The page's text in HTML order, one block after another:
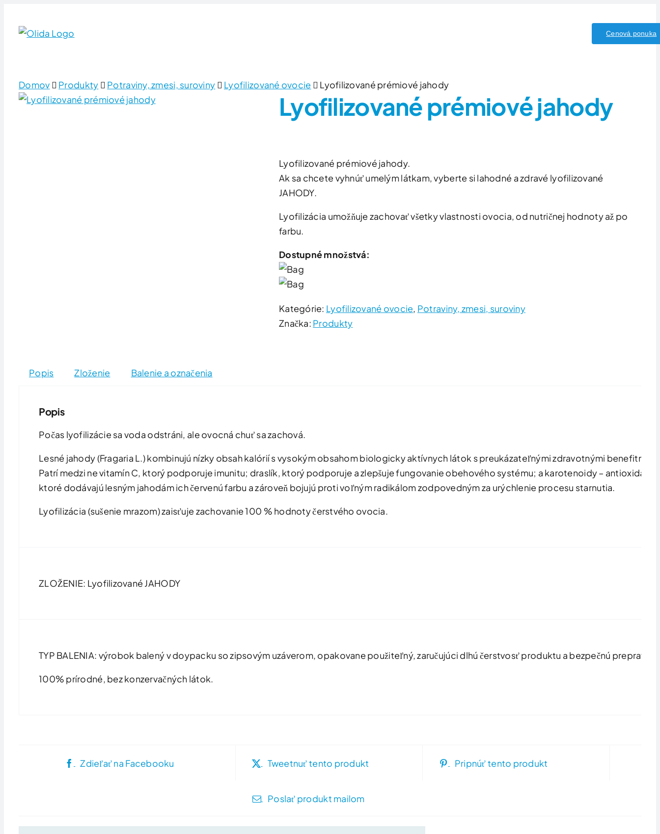
content
Cenová ponuka
Domov Produkty Potraviny, zmesi, suroviny Lyofilizované ovocie Lyofilizované prémiové jahody
Lyofilizované prémiové jahody
Lyofilizované prémiové jahody.
Ak sa chcete vyhnúť umelým látkam, vyberte si lahodné a zdravé lyofilizované
JAHODY.
Lyofilizácia umožňuje zachovať všetky vlastnosti ovocia, od nutričnej hodnoty až po
farbu.
Dostupné množstvá:
Kategórie: Lyofilizované ovocie, Potraviny, zmesi, suroviny
Značka: Produkty
Popis Zloženie Balenie a označenia
Popis
Počas lyofilizácie sa voda odstráni, ale ovocná chuť sa zachová.
Lesné jahody (Fragaria L.) kombinujú nízky obsah kalórií s vysokým obsahom biologicky aktívnych látok s preukázateľnými zdravotnými benefitmi.
Patrí medzi ne vitamín C, ktorý podporuje imunitu; draslík, ktorý podporuje a zlepšuje fungovanie obehového systému; a karotenoidy –
ktoré dodávajú lesným jahodám ich červenú farbu a zároveň bojujú proti voľným radikálom zodpovedným za urýchlenie procesu starnutia.
Lyofilizácia (sušenie mrazom) zaisťuje zachovanie 100 % hodnoty čerstvého ovocia.
ZLOŽENIE: Lyofilizované JAHODY
TYP BALENIA: výrobok balený v doypacku so zipsovým uzáverom, opakovane použiteľný, zaručujúci dlhú čerstvosť produktu a bezpečnú prepravu.
100% prírodné, bez konzervačných látok.
Zdieľať na Facebooku Tweetnuť tento produkt Pripnúť tento produkt
Poslať produkt mailom